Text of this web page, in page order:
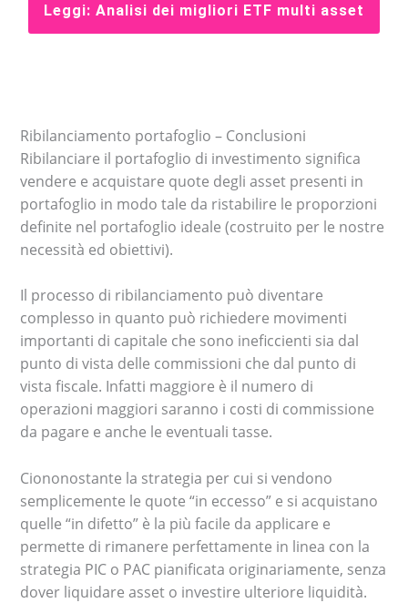
Leggi: Analisi dei migliori ETF multi asset
Ribilanciamento portafoglio – Conclusioni
Ribilanciare il portafoglio di investimento significa
vendere e acquistare quote degli asset presenti in
portafoglio in modo tale da ristabilire le proporzioni
definite nel portafoglio ideale (costruito per le nostre
necessità ed obiettivi).
Il processo di ribilanciamento può diventare
complesso in quanto può richiedere movimenti
importanti di capitale che sono ineficcienti sia dal
punto di vista delle commissioni che dal punto di
vista fiscale. Infatti maggiore è il numero di
operazioni maggiori saranno i costi di commissione
da pagare e anche le eventuali tasse.
Ciononostante la strategia per cui si vendono
semplicemente le quote “in eccesso” e si acquistano
quelle “in difetto” è la più facile da applicare e
permette di rimanere perfettamente in linea con la
strategia PIC o PAC pianificata originariamente, senza
dover liquidare asset o investire ulteriore liquidità.